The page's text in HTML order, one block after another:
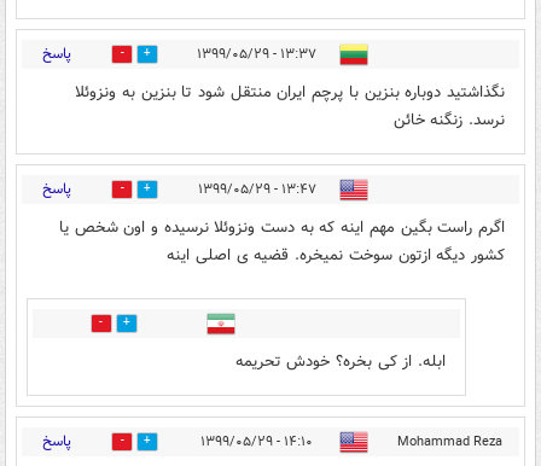
۱۳:۳۷ - ۱۳۹۹/۰۵/۲۹ 9 پاسخ
نگذاشتید دوباره بنزین با پرچم ایران منتقل شود تا بنزین به ونزوئلا
نرسد. زنگنه خائن
۱۳:۴۷ - ۱۳۹۹/۰۵/۲۹ 5 پاسخ
اگرم راست بگین مهم اینه که به دست ونزوئلا نرسیده و اون شخص یا
کشور دیگه ازتون سوخت نمیخره. قضیه ی اصلی اینه
0
ابله. از کی بخره؟ خودش تحریمه
Mohammad Reza ۱۴:۱۰ - ۱۳۹۹/۰۵/۲۹ 7 پاسخ